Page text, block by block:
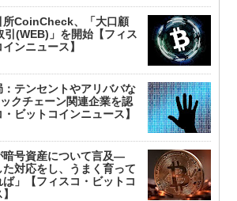
所CoinCheck、「大口顧
引(WEB)」を開始【フィス
ンニュース】
テンセントやアリババな
クチェーン関連企業を認
ビットコインニュース】
暗号資産について言及—
た対応をし、うまく育って
」【フィスコ・ビットコ